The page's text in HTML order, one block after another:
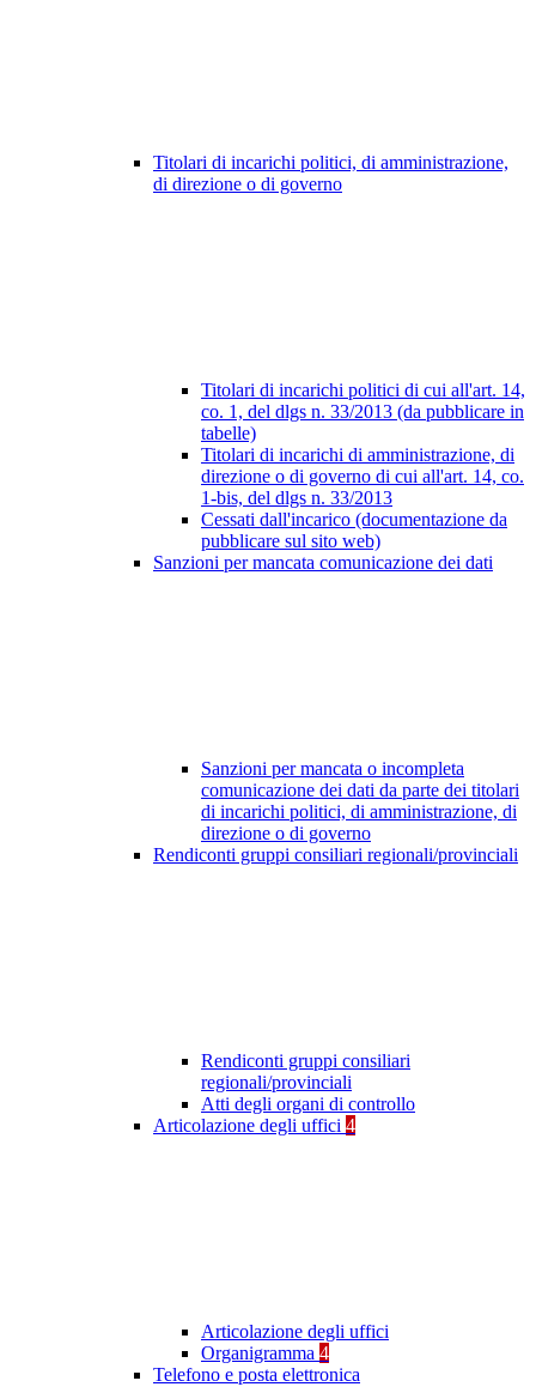
Titolari di incarichi politici, di amministrazione,
di direzione o di governo
Titolari di incarichi politici di cui all'art. 14,
co. 1, del dlgs n. 33/2013 (da pubblicare in
tabelle)
Titolari di incarichi di amministrazione, di
direzione o di governo di cui all'art. 14, co.
1-bis, del dlgs n. 33/2013
Cessati dall'incarico (documentazione da
pubblicare sul sito web)
Sanzioni per mancata comunicazione dei dati
Sanzioni per mancata o incompleta
comunicazione dei dati da parte dei titolari
di incarichi politici, di amministrazione, di
direzione o di governo
Rendiconti gruppi consiliari regionali/provinciali
Rendiconti gruppi consiliari
regionali/provinciali
Atti degli organi di controllo
Articolazione degli uffici 4
Articolazione degli uffici
Organigramma 4
Telefono e posta elettronica